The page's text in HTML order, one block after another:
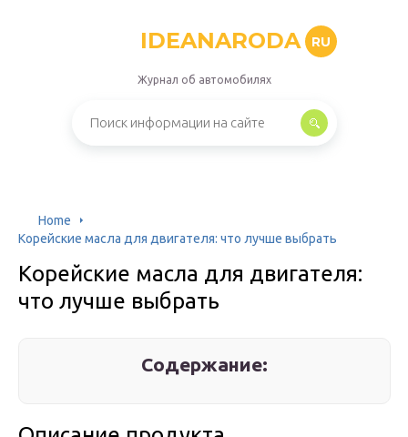
IDEANARODA RU
Журнал об автомобилях
Home
Корейские масла для двигателя: что лучше выбрать
Корейские масла для двигателя:
что лучше выбрать
Содержание: